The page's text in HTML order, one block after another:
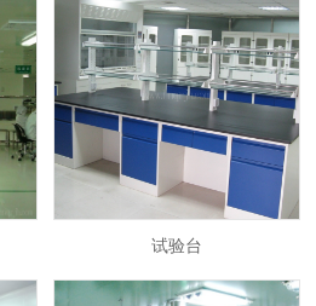
试验台